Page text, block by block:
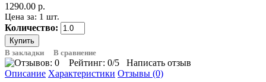
1290.00 р.
Цена за: 1 шт.
Количество:
В закладки В сравнение
Рейтинг: 0/5
Написать отзыв
Описание Характеристики Отзывы (0)